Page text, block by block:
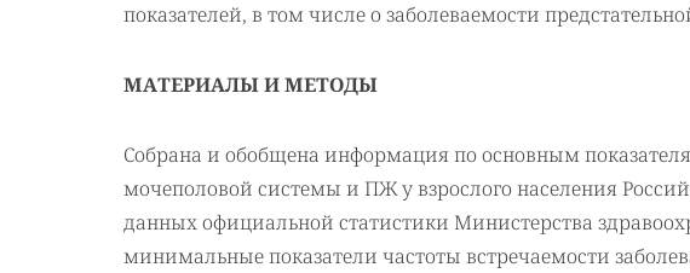
показателей, в том числе о заболеваемости
МАТЕРИАЛЫ И МЕТОДЫ
Собрана и обобщена информация по основным
мочеполовой системы и ПЖ у взрослого населения
данных официальной статистики Министерства
минимальные показатели частоты встречаемости